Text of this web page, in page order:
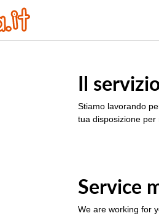
Il
Stiamo lavorando
tua disposizione
Service
We are working for